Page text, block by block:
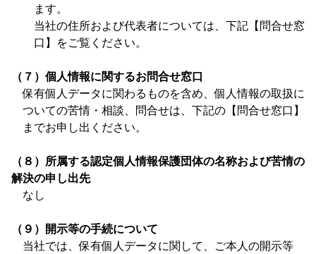
ます。
当社の住所および代表者については、下記【問合せ窓
口】をご覧ください。
（７）個人情報に関するお問合せ窓口
保有個人データに関わるものを含め、個人情報の取扱に
ついての苦情・相談、問合せは、下記の【問合せ窓口】
までお申し出ください。
（８）所属する認定個人情報保護団体の名称および苦情の
解決の申し出先
なし
（９）開示等の手続について
当社では、保有個人データに関して、ご本人の開示等